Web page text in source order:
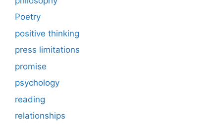
Poetry
positive thinking
press limitations
promise
psychology
reading
relationships